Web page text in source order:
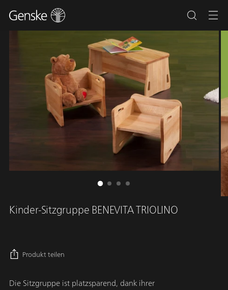
Kinder-Sitzgruppe BENEVITA TRIOLINO
Produkt teilen
Die Sitzgruppe ist platzsparend, dank ihrer